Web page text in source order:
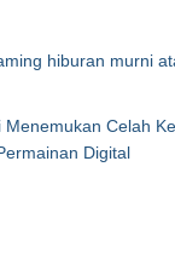
hiburan murni
Menemukan Celah
Digital